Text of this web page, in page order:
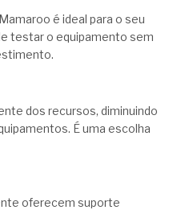
é ideal para o seu
testar o equipamento sem
dos recursos, diminuindo
É uma escolha
oferecem suporte